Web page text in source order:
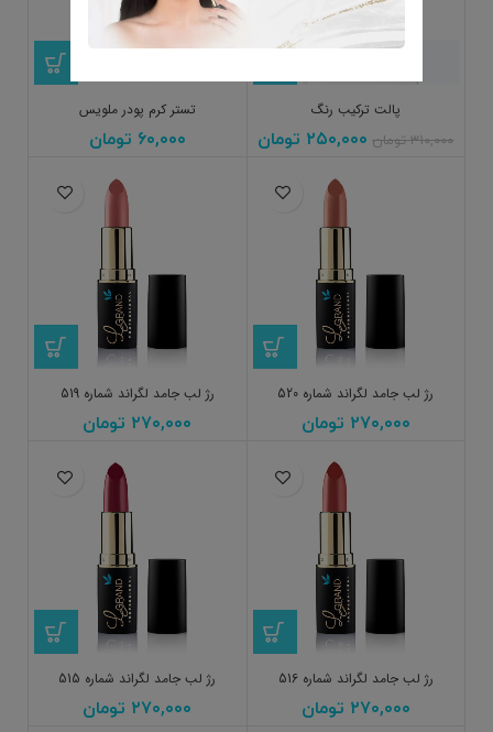
پالت ترکیب رنگ
۳۱۰,۰۰۰ تومان ۲۵۰,۰۰۰ تومان
تستر کرم پودر ملویس
۶۰,۰۰۰ تومان
رژ لب جامد لگراند شماره 520
۲۷۰,۰۰۰ تومان
رژ لب جامد لگراند شماره 519
۲۷۰,۰۰۰ تومان
رژ لب جامد لگراند شماره 516
۲۷۰,۰۰۰ تومان
رژ لب جامد لگراند شماره 515
۲۷۰,۰۰۰ تومان